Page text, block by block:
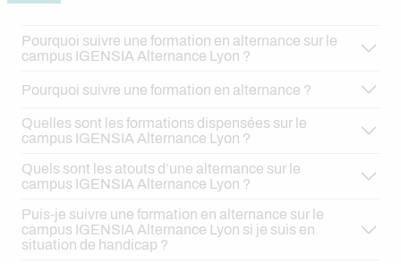
Pourquoi suivre une formation en alternance sur le
campus IGENSIA Alternance Lyon ?
Pourquoi suivre une formation en alternance ?
Quelles sont les formations dispensées sur le
campus IGENSIA Alternance Lyon ?
Ressources Humaines :
Quels sont les atouts d’une alternance sur le
campus IGENSIA Alternance Lyon ?
Puis-je suivre une formation en alternance sur le
campus IGENSIA Alternance Lyon si je suis en
situation de handicap ?